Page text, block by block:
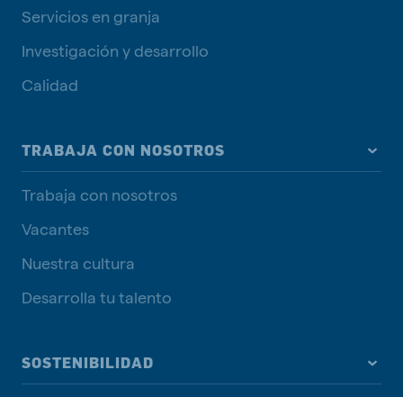
Servicios en granja
Investigación y desarrollo
Calidad
TRABAJA CON NOSOTROS
Trabaja con nosotros
Vacantes
Nuestra cultura
Desarrolla tu talento
SOSTENIBILIDAD